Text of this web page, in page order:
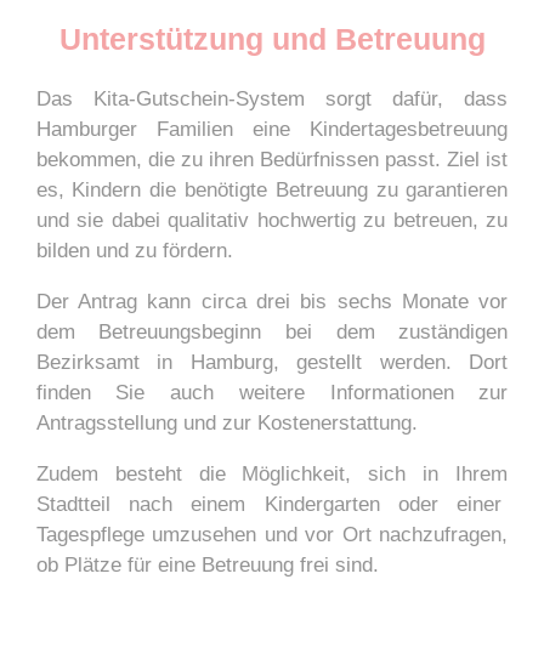
Unterstützung und Betreuung
Das Kita-Gutschein-System sorgt dafür, dass
Hamburger Familien eine Kindertagesbetreuung
bekommen, die zu ihren Bedürfnissen passt. Ziel ist
es, Kindern die benötigte Betreuung zu garantieren
und sie dabei qualitativ hochwertig zu betreuen, zu
bilden und zu fördern.
Der Antrag kann circa drei bis sechs Monate vor
dem Betreuungsbeginn bei dem zuständigen
Bezirksamt in Hamburg, gestellt werden. Dort
finden Sie auch weitere Informationen zur
Antragsstellung und zur Kostenerstattung.
Zudem besteht die Möglichkeit, sich in Ihrem
Stadtteil nach einem Kindergarten oder einer
Tagespflege umzusehen und vor Ort nachzufragen,
ob Plätze für eine Betreuung frei sind.